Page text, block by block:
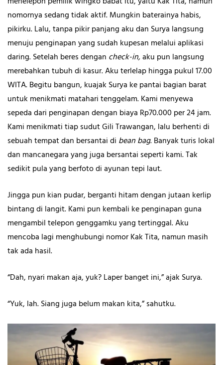
nomornya sedang tidak aktif. Mungkin baterainya habis,
pikirku. Lalu, tanpa pikir panjang aku dan Surya langsung
menuju penginapan yang sudah kupesan melalui aplikasi
daring. Setelah beres dengan check-in,aku pun langsung
merebahkan tubuh di kasur. Aku terlelap hingga pukul 17.00
WITA. Begitu bangun, kuajak Surya ke pantai bagian barat
untuk menikmati matahari tenggelam. Kami menyewa
sepeda dari penginapan dengan biaya Rp70.000 per 24 jam.
Kami menikmati tiap sudut Gili Trawangan, lalu berhenti di
sebuah tempat dan bersantai di bean bag. Banyak turis lokal
dan mancanegara yang juga bersantai seperti kami. Tak
sedikit pula yang berfoto di ayunan tepi laut.
Jingga pun kian pudar, berganti hitam dengan jutaan kerlip
bintang di langit. Kami pun kembali ke penginapan guna
mengambil telepon genggamku yang tertinggal. Aku
mencoba lagi menghubungi nomor Kak Tita, namun masih
tak ada hasil.
“Dah, nyari makan aja, yuk? Laper banget ini,” ajak Surya.
“Yuk, lah. Siang juga belum makan kita,” sahutku.